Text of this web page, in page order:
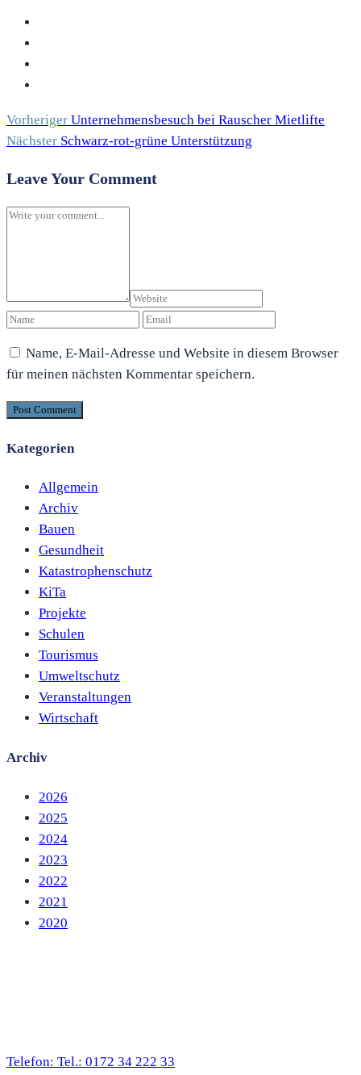
Vorheriger Unternehmensbesuch bei Rauscher Mietlifte
Nächster Schwarz-rot-grüne Unterstützung
Leave Your Comment
Name, E-Mail-Adresse und Website in diesem Browser
für meinen nächsten Kommentar speichern.
Kategorien
Allgemein
Archiv
Bauen
Gesundheit
Katastrophenschutz
KiTa
Projekte
Schulen
Tourismus
Umweltschutz
Veranstaltungen
Wirtschaft
Archiv
2026
2025
2024
2023
2022
2021
2020
Telefon: Tel.: 0172 34 222 33